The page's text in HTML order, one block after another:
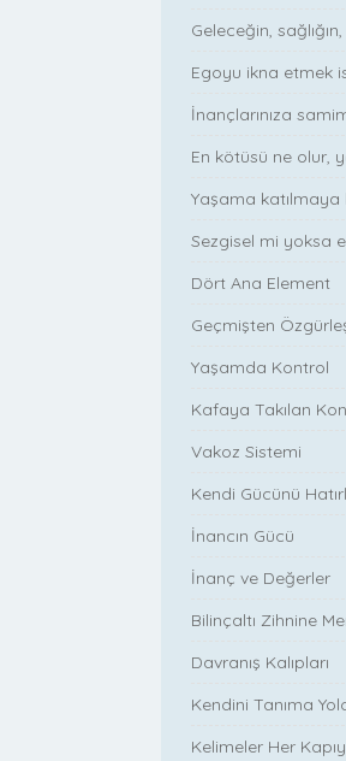
Geleceğin,
Egoyu ikna etmek
İnançlarınıza
En kötüsü ne olur,
Yaşama
Sezgisel mi yoksa
Dört Ana Element
Geçmişten
Yaşamda Kontrol
Kafaya Takılan
Vakoz Sistemi
Kendi Gücünü
İnancın Gücü
İnanç ve Değerler
Bilinçaltı Zihnine
Davranış Kalıpları
Kendini Tanıma
Kelimeler Her